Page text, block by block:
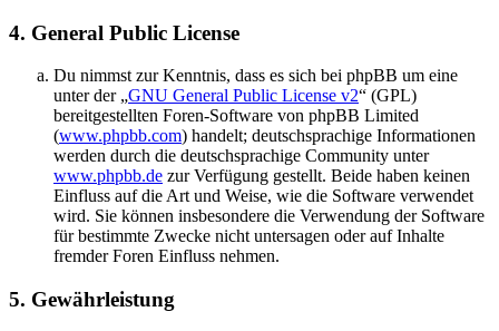
4. General Public License
Du nimmst zur Kenntnis, dass es sich bei phpBB um eine
unter der „GNU General Public License v2“ (GPL)
bereitgestellten Foren-Software von phpBB Limited
(www.phpbb.com) handelt; deutschsprachige Informationen
werden durch die deutschsprachige Community unter
www.phpbb.de zur Verfügung gestellt. Beide haben keinen
Einfluss auf die Art und Weise, wie die Software verwendet
wird. Sie können insbesondere die Verwendung der Software
für bestimmte Zwecke nicht untersagen oder auf Inhalte
fremder Foren Einfluss nehmen.
5. Gewährleistung